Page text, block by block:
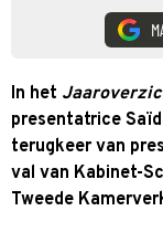
In het
presentatrice
terugkeer van
val van Kabinet-
Tweede